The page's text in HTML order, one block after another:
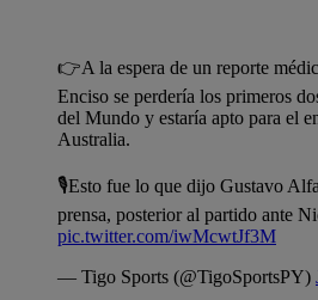
👉A la espera de un reporte
Enciso se perdería los primeros
del Mundo y estaría apto para el
Australia.
🎙️Esto fue lo que dijo Gustavo
prensa, posterior al partido ante
pic.twitter.com/iwMcwtJf3M
— Tigo Sports (@TigoSportsPY)